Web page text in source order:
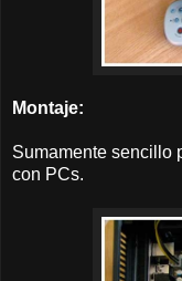
Montaje:
Sumamente sencillo
con PCs.